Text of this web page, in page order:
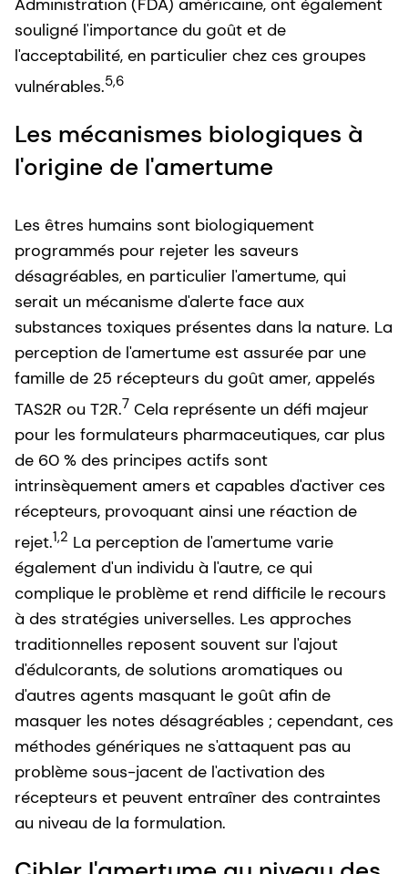
souligné l'importance du goût et de
l'acceptabilité, en particulier chez ces groupes
vulnérables.5,6
Les mécanismes biologiques à
l'origine de l'amertume
Les êtres humains sont biologiquement
programmés pour rejeter les saveurs
désagréables, en particulier l'amertume, qui
serait un mécanisme d'alerte face aux
substances toxiques présentes dans la nature. La
perception de l'amertume est assurée par une
famille de 25 récepteurs du goût amer, appelés
TAS2R ou T2R.7 Cela représente un défi majeur
pour les formulateurs pharmaceutiques, car plus
de 60 % des principes actifs sont
intrinsèquement amers et capables d'activer ces
récepteurs, provoquant ainsi une réaction de
rejet.1,2 La perception de l'amertume varie
également d'un individu à l'autre, ce qui
complique le problème et rend difficile le recours
à des stratégies universelles. Les approches
traditionnelles reposent souvent sur l'ajout
d'édulcorants, de solutions aromatiques ou
d'autres agents masquant le goût afin de
masquer les notes désagréables ; cependant, ces
méthodes génériques ne s'attaquent pas au
problème sous-jacent de l'activation des
récepteurs et peuvent entraîner des contraintes
au niveau de la formulation.